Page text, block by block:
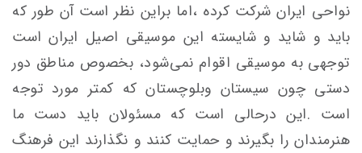
نواحی ایران شرکت کرده ،اما براین نظر است آن طور که
باید و شاید و شایسته این موسیقی اصیل ایران است
توجهی به موسیقی اقوام نمی‌شود، بخصوص مناطق دور
دستی چون سیستان‌ و‌بلوچستان که کمتر مورد توجه
است .این درحالی است که مسئولان باید دست ما
هنرمندان را بگیرند و حمایت کنند و نگذارند این فرهنگ